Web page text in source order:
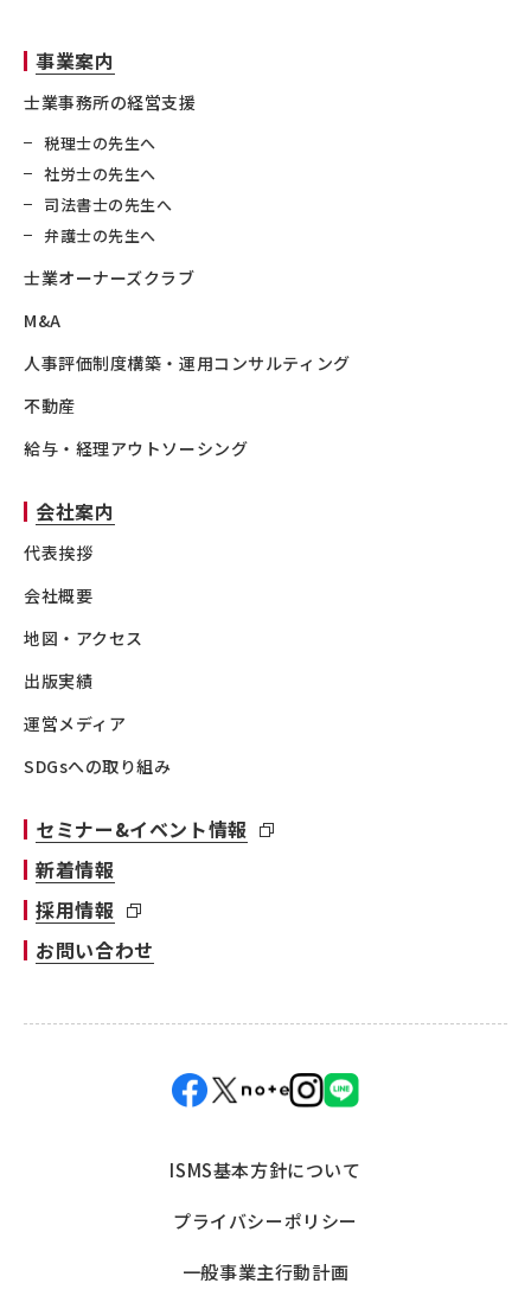
事業案内
士業事務所の経営支援
税理士の先生へ
社労士の先生へ
司法書士の先生へ
弁護士の先生へ
士業オーナーズクラブ
M&A
人事評価制度構築・運用コンサルティング
不動産
給与・経理アウトソーシング
会社案内
代表挨拶
会社概要
地図・アクセス
出版実績
運営メディア
SDGsへの取り組み
セミナー&イベント情報
新着情報
採用情報
お問い合わせ
ISMS基本方針について
プライバシーポリシー
一般事業主行動計画